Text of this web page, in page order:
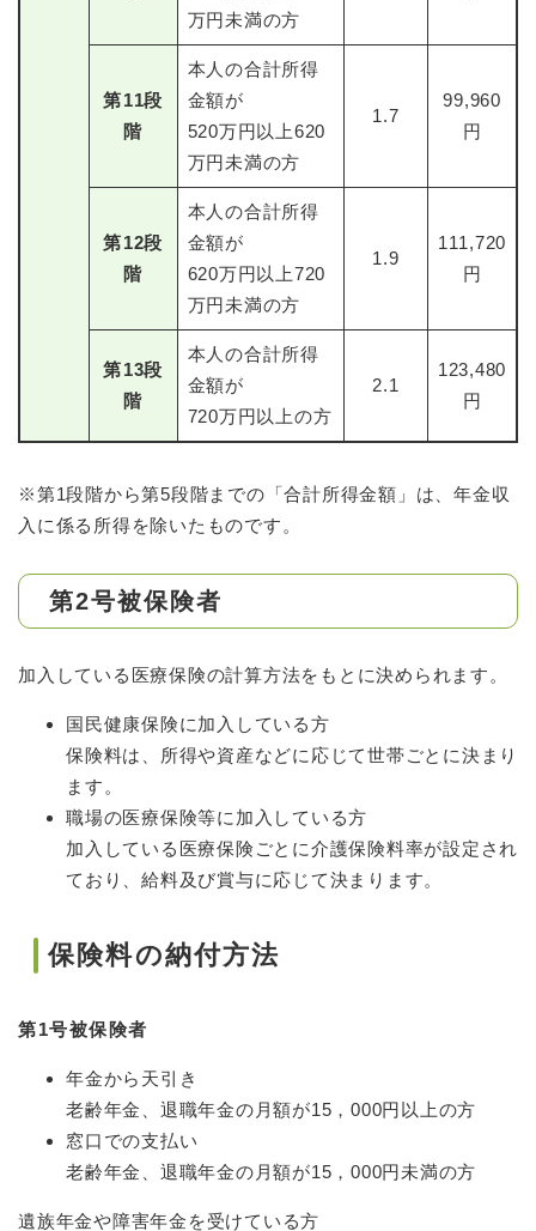
万円未満の方
第11段
階
本人の合計所得
金額が
520万円以上620
万円未満の方
1.7
99,960
円
第12段
階
本人の合計所得
金額が
620万円以上720
万円未満の方
1.9
111,720
円
第13段
階
本人の合計所得
金額が
720万円以上の方
2.1
123,480
円
※第1段階から第5段階までの「合計所得金額」は、年金収
入に係る所得を除いたものです。
第2号被保険者
加入している医療保険の計算方法をもとに決められます。
国民健康保険に加入している方
保険料は、所得や資産などに応じて世帯ごとに決まり
ます。
職場の医療保険等に加入している方
加入している医療保険ごとに介護保険料率が設定され
ており、給料及び賞与に応じて決まります。
保険料の納付方法
第1号被保険者
年金から天引き
老齢年金、退職年金の月額が15，000円以上の方
窓口での支払い
老齢年金、退職年金の月額が15，000円未満の方
遺族年金や障害年金を受けている方